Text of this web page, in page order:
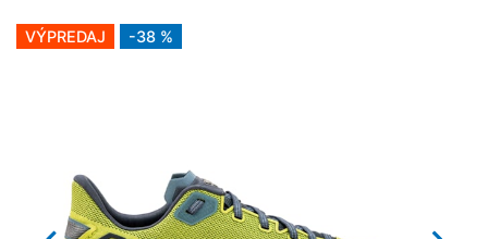
VÝPREDAJ -38 %